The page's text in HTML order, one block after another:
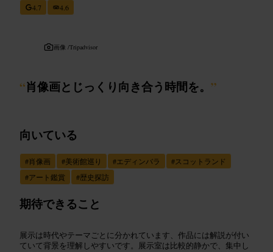
4.7
4.6
画像 /Tripadvisor
“肖像画とじっくり向き合う時間を。 ”
向いている
#肖像画 #美術館巡り #エディンバラ #スコットランド
#アート鑑賞 #歴史探訪
期待できること
展示は時代やテーマごとに分かれています、作品には解説が付い
ていて背景を理解しやすいです。展示室は比較的静かで、集中し